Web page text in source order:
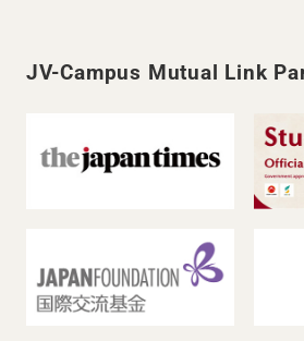
JV-Campus Mutual Link